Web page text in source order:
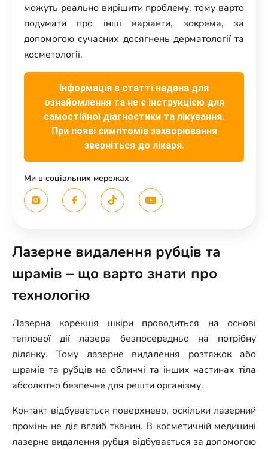
можуть реально вирішити проблему, тому варто
подумати про інші варіанти, зокрема, за
допомогою сучасних досягнень дерматології та
косметології.
Інформація в статті надана для
ознайомлення та не є інструкцією для
самостійної діагностики та лікування.
При появі симптомів захворювання
зверніться до лікаря.
Ми в соціальних мережах
Лазерне видалення рубців та
шрамів – що варто знати про
технологію
Лазерна корекція шкіри проводиться на основі
теплової дії лазера безпосередньо на потрібну
ділянку. Тому лазерне видалення розтяжок або
шрамів та рубців на обличчі та інших частинах тіла
абсолютно безпечне для решти організму.
Контакт відбувається поверхнево, оскільки лазерний
промінь не діє вглиб тканин. В косметичній медицині
лазерне видалення рубця відбувається за допомогою